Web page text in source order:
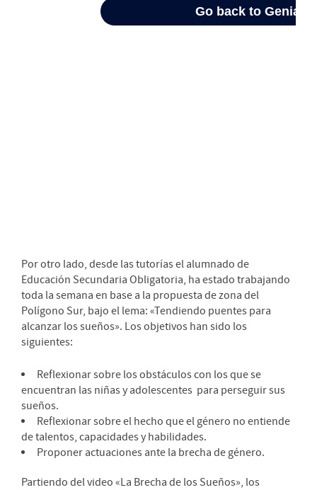
Por otro lado, desde las tutorías el alumnado de
Educación Secundaria Obligatoria, ha estado trabajando
toda la semana en base a la propuesta de zona del
Polígono Sur, bajo el lema: «Tendiendo puentes para
alcanzar los sueños». Los objetivos han sido los
siguientes:
Reflexionar sobre los obstáculos con los que se
encuentran las niñas y adolescentes para perseguir sus
sueños.
Reflexionar sobre el hecho que el género no entiende
de talentos, capacidades y habilidades.
Proponer actuaciones ante la brecha de género.
Partiendo del video «La Brecha de los Sueños», los